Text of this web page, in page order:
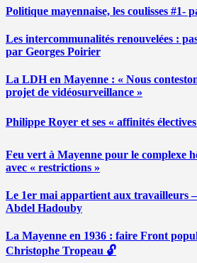
Politique mayennaise, les coulisses #1-
Les intercommunalités renouvelées :
par Georges Poirier
La LDH en Mayenne : « Nous
projet de vidéosurveillance »
Philippe Royer et ses « affinités
Feu vert à Mayenne pour le complexe
avec « restrictions »
Le 1er mai appartient aux travailleurs
Abdel Hadouby
La Mayenne en 1936 : faire Front
Christophe Tropeau 🔓